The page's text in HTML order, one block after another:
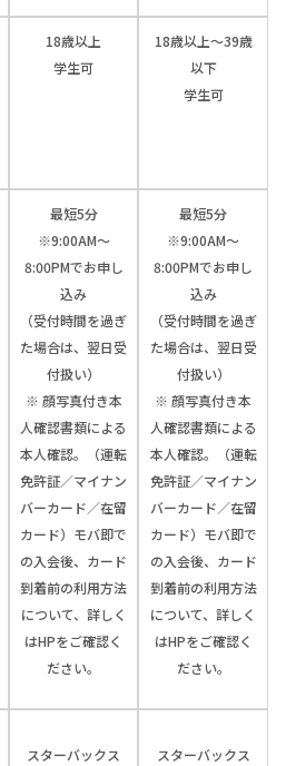
18歳以上
学生可
18歳以上～39歳
以下
学生可
最短5分
※9:00AM～
8:00PMでお申し
込み
（受付時間を過ぎ
た場合は、翌日受
付扱い）
※ 顔写真付き本
人確認書類による
本人確認。（運転
免許証／マイナン
バーカード／在留
カード）モバ即で
の入会後、カード
到着前の利用方法
について、詳しく
はHPをご確認く
ださい。
最短5分
※9:00AM～
8:00PMでお申し
込み
（受付時間を過ぎ
た場合は、翌日受
付扱い）
※ 顔写真付き本
人確認書類による
本人確認。（運転
免許証／マイナン
バーカード／在留
カード）モバ即で
の入会後、カード
到着前の利用方法
について、詳しく
はHPをご確認く
ださい。
スターバックス
スターバックス